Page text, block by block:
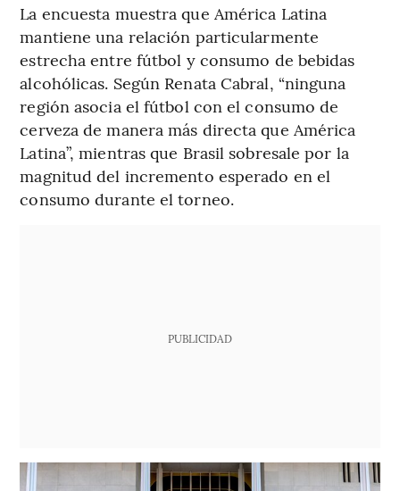
La encuesta muestra que América Latina
mantiene una relación particularmente
estrecha entre fútbol y consumo de bebidas
alcohólicas. Según Renata Cabral, “ninguna
región asocia el fútbol con el consumo de
cerveza de manera más directa que América
Latina”, mientras que Brasil sobresale por la
magnitud del incremento esperado en el
consumo durante el torneo.
PUBLICIDAD